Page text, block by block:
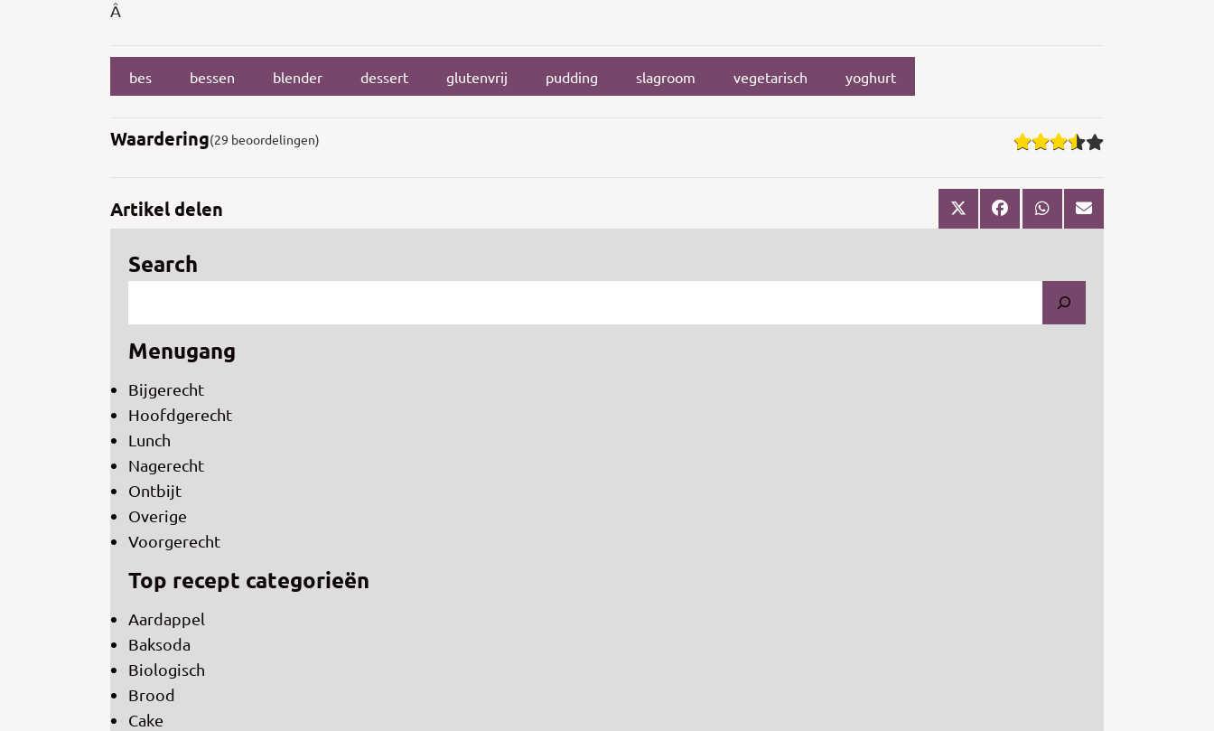
Â
bes bessen blender dessert glutenvrij pudding slagroom vegetarisch yoghurt
Waardering(29 beoordelingen)
Artikel delen
Search
Menugang
Bijgerecht
Hoofdgerecht
Lunch
Nagerecht
Ontbijt
Overige
Voorgerecht
Top recept categorieën
Aardappel
Baksoda
Biologisch
Brood
Cake